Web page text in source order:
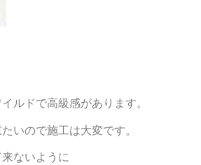
ルドで高級感があります。
いので施工は大変です。
ないように